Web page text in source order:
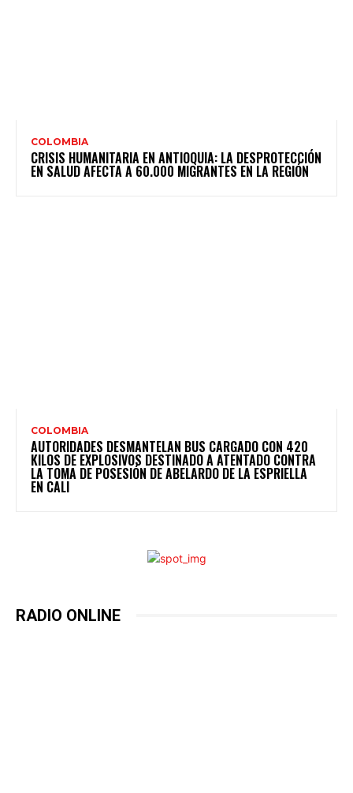
COLOMBIA
CRISIS HUMANITARIA EN ANTIOQUIA: LA DESPROTECCIÓN
EN SALUD AFECTA A 60.000 MIGRANTES EN LA REGIÓN
COLOMBIA
AUTORIDADES DESMANTELAN BUS CARGADO CON 420
KILOS DE EXPLOSIVOS DESTINADO A ATENTADO CONTRA
LA TOMA DE POSESIÓN DE ABELARDO DE LA ESPRIELLA
EN CALI
RADIO ONLINE